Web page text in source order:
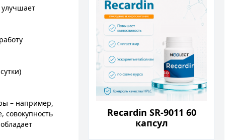
– например,
совокупность
Recardin SR-9011 60
капсул